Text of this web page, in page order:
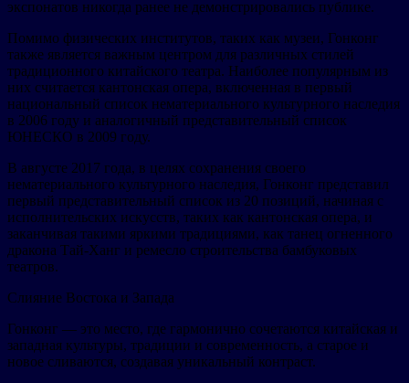
экспонатов никогда ранее не демонстрировались публике.
Помимо физических институтов, таких как музеи, Гонконг
также является важным центром для различных стилей
традиционного китайского театра. Наиболее популярным из
них считается кантонская опера, включенная в первый
национальный список нематериального культурного наследия
в 2006 году и аналогичный представительный список
ЮНЕСКО в 2009 году.
В августе 2017 года, в целях сохранения своего
нематериального культурного наследия, Гонконг представил
первый представительный список из 20 позиций, начиная с
исполнительских искусств, таких как кантонская опера, и
заканчивая такими яркими традициями, как танец огненного
дракона Тай-Ханг и ремесло строительства бамбуковых
театров.
Слияние Востока и Запада
Гонконг — это место, где гармонично сочетаются китайская и
западная культуры, традиции и современность, а старое и
новое сливаются, создавая уникальный контраст.